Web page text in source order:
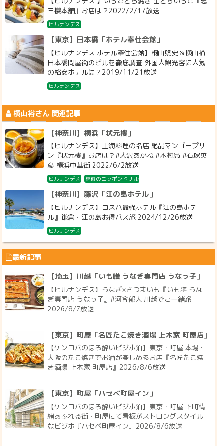
三櫻本舗』お店は？2022/2/17放送
ヒルナンデス
【東京】日本橋「ホテル奉仕会館」
【ヒルナンデス ホテル奉仕会館】桐山照史＆横山裕
日本橋問屋街のビルを徹底調査 外国人観光客に人気
の格安ホテルは？2019/11/21放送
ヒルナンデス
横山裕さん 関連記事
【神奈川】横浜「状元樓」
【ヒルナンデス】上海料理の名店 絶品マンゴープリ
ン『状元樓』お店は？#大沢あかね #木村昴 #石塚英
彦 横浜中華街 2022/6/2放送
ヒルナンデス 林修のニッポンドリル
【神奈川】藤沢「江の島ホテル」
【ヒルナンデス】コスパ最強ホテル『江の島ホテ
ル』鎌倉・江の島お得バス旅 2024/12/26放送
ヒルナンデス
最新記事
【埼玉】川越「いも膳 うなぎ専門店 うなっ子」
【ヒルナンデス】うなぎ×さつまいも『いも膳 うな
ぎ専門店 うなっ子』#河合郁人 川越でご一緒旅
2026/8/7放送
【東京】町屋「名匠たこ焼き酒場 上木家 町屋店」
【ケンコバのほろ酔いビジホ泊】東京・町屋 本場・
大阪のたこ焼きでお酒が楽しめるお店『名匠たこ焼
き酒場 上木家 町屋店』2026/8/6放送
【東京】町屋「ハセベ町屋イン」
【ケンコバのほろ酔いビジホ泊】東京・町屋 下町情
緒あふれる街・町屋にて看板がストロングスタイル
なビジホ『ハセベ町屋イン』2026/8/6放送